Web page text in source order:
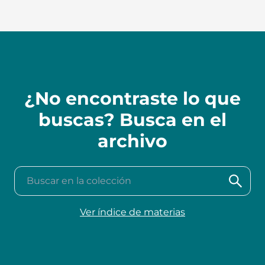
¿No encontraste lo que
buscas? Busca en el
archivo
Buscar en la colección
Ver índice de materias